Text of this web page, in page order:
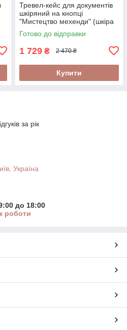
Тревел-кейс для документів
шкіряний на кнопці
"Мистецтво мехенди" (шкіра
глянцева)
Готово до відправки
1 729 ₴ 2 470 ₴
Купити
за рік
Україна
до 18:00
роботи